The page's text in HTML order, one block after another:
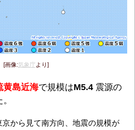
[画像:気象庁より]
黄島近海で規模はM5.4 震源の
から見て南方向、地震の規模が